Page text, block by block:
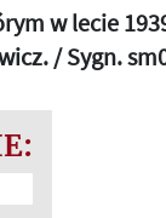
w lecie
/ Sygn.